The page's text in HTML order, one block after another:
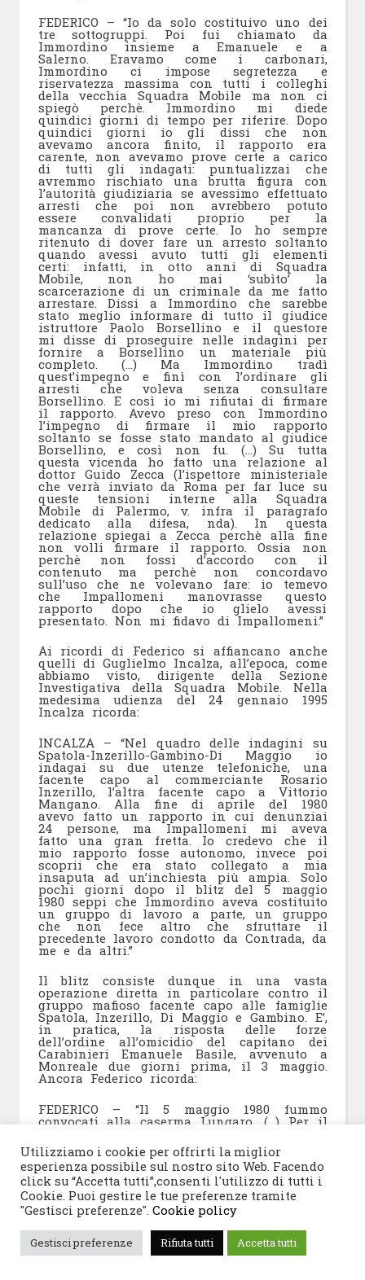
FEDERICO – “Io da solo costituivo uno dei
tre sottogruppi. Poi fui chiamato da
Immordino insieme a Emanuele e a
Salerno. Eravamo come i carbonari,
Immordino ci impose segretezza e
riservatezza massima con tutti i colleghi
della vecchia Squadra Mobile ma non ci
spiegò perchè. Immordino mi diede
quindici giorni di tempo per riferire. Dopo
quindici giorni io gli dissi che non
avevamo ancora finito, il rapporto era
carente, non avevamo prove certe a carico
di tutti gli indagati: puntualizzai che
avremmo rischiato una brutta figura con
l’autorità giudiziaria se avessimo effettuato
arresti che poi non avrebbero potuto
essere convalidati proprio per la
mancanza di prove certe. Io ho sempre
ritenuto di dover fare un arresto soltanto
quando avessi avuto tutti gli elementi
certi: infatti, in otto anni di Squadra
Mobile, non ho mai ‘subìto’ la
scarcerazione di un criminale da me fatto
arrestare. Dissi a Immordino che sarebbe
stato meglio informare di tutto il giudice
istruttore Paolo Borsellino e il questore
mi disse di proseguire nelle indagini per
fornire a Borsellino un materiale più
completo. (…) Ma Immordino tradì
quest’impegno e finì con l’ordinare gli
arresti che voleva senza consultare
Borsellino. E così io mi rifiutai di firmare
il rapporto. Avevo preso con Immordino
l’impegno di firmare il mio rapporto
soltanto se fosse stato mandato al giudice
Borsellino, e così non fu. (…) Su tutta
questa vicenda ho fatto una relazione al
dottor Guido Zecca (l’ispettore ministeriale
che verrà inviato da Roma per far luce su
queste tensioni interne alla Squadra
Mobile di Palermo, v. infra il paragrafo
dedicato alla difesa, nda). In questa
relazione spiegai a Zecca perchè alla fine
non volli firmare il rapporto. Ossia non
perchè non fossi d’accordo con il
contenuto ma perchè non concordavo
sull’uso che ne volevano fare: io temevo
che Impallomeni manovrasse questo
rapporto dopo che io glielo avessi
presentato. Non mi fidavo di Impallomeni.”
Ai ricordi di Federico si affiancano anche
quelli di Guglielmo Incalza, all’epoca, come
abbiamo visto, dirigente della Sezione
Investigativa della Squadra Mobile. Nella
medesima udienza del 24 gennaio 1995
Incalza ricorda:
INCALZA – “Nel quadro delle indagini su
Spatola-Inzerillo-Gambino-Di Maggio io
indagai su due utenze telefoniche, una
facente capo al commerciante Rosario
Inzerillo, l’altra facente capo a Vittorio
Mangano. Alla fine di aprile del 1980
avevo fatto un rapporto in cui denunziai
24 persone, ma Impallomeni mi aveva
fatto una gran fretta. Io credevo che il
mio rapporto fosse autonomo, invece poi
scoprii che era stato collegato a mia
insaputa ad un’inchiesta più ampia. Solo
pochi giorni dopo il blitz del 5 maggio
1980 seppi che Immordino aveva costituito
un gruppo di lavoro a parte, un gruppo
che non fece altro che sfruttare il
precedente lavoro condotto da Contrada, da
me e da altri.”
Il blitz consiste dunque in una vasta
operazione diretta in particolare contro il
gruppo mafioso facente capo alle famiglie
Spatola, Inzerillo, Di Maggio e Gambino. E’,
in pratica, la risposta delle forze
dell’ordine all’omicidio del capitano dei
Carabinieri Emanuele Basile, avvenuto a
Monreale due giorni prima, il 3 maggio.
Ancora Federico ricorda:
FEDERICO – “Il 5 maggio 1980 fummo
convocati alla caserma Lungaro. (…) Per il
Questura di Reggio Calabria il dottor
Celona, un suo uomo di fiducia (al
solito…). Quella sera io, per gravi questioni
familiari, avevo bisogno di essere
reperibile dalla mia famiglia e chiesi a
Celona di persuadere Immordino e
Impallomeni affinchè mi permettessero di
telefonare a casa, nonostante fossimo
ormai in stato di allerta per il blitz
imminente. In più chiesi a Celona (e a De
Utilizziamo i cookie per offrirti la miglior
esperienza possibile sul nostro sito Web. Facendo
click su “Accetta tutti”,consenti l'utilizzo di tutti i
Cookie. Puoi gestire le tue preferenze tramite
"Gestisci preferenze". Cookie policy
Gestisci preferenze Rifiuta tutti Accetta tutti